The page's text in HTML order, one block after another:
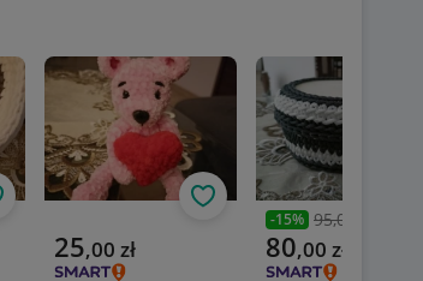
Aktualna cena
25,00 zł
Obserwuj
Poprzednia cena
-15% 95,00 zł
Aktualna cena
80,00 zł